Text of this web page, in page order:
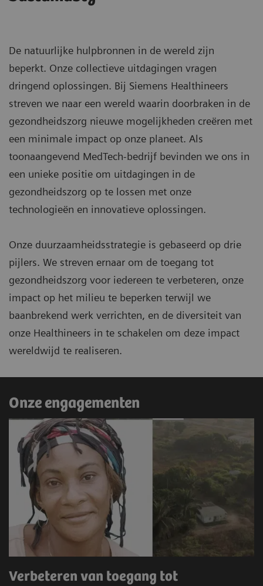
De natuurlijke hulpbronnen in de wereld zijn
beperkt. Onze collectieve uitdagingen vragen
dringend oplossingen. Bij Siemens Healthineers
streven we naar een wereld waarin doorbraken in de
gezondheidszorg nieuwe mogelijkheden creëren met
een minimale impact op onze planeet. Als
toonaangevend MedTech-bedrijf bevinden we ons in
een unieke positie om uitdagingen in de
gezondheidszorg op te lossen met onze
technologieën en innovatieve oplossingen.
Onze duurzaamheidsstrategie is gebaseerd op drie
pijlers. We streven ernaar om de toegang tot
gezondheidszorg voor iedereen te verbeteren, onze
impact op het milieu te beperken terwijl we
baanbrekend werk verrichten, en de diversiteit van
onze Healthineers in te schakelen om deze impact
wereldwijd te realiseren.
Onze engagementen
Verbeteren van toegang tot